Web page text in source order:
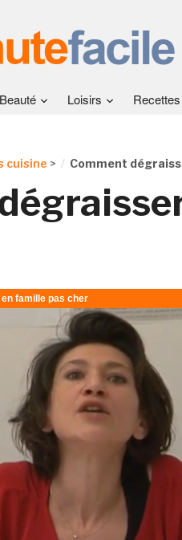
Beauté Loisirs Recettes
cuisine > Comment